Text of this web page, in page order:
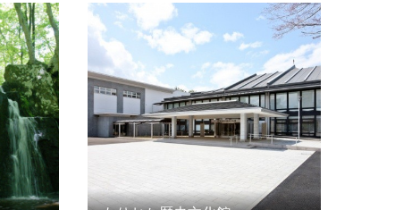
もりおか歴史文化館 の詳細はこちら